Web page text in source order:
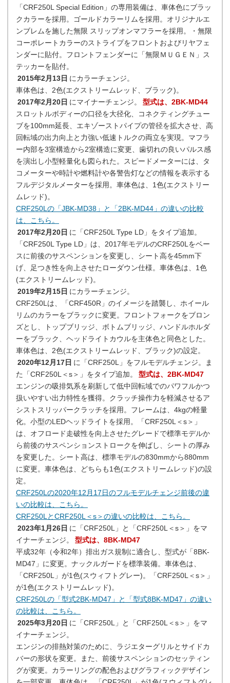
「CRF250L Special Edition」の専用装備は、車体色にブラッ
クカラーを採用。ゴールドカラーリムを採用。オリジナルエ
ンブレムを施した無限 スリップオンマフラーを採用。・無限
コーポレートカラーのストライプをフロントおよびリヤフェ
ンダーに貼付。フロントフェンダーに「無限ＭＵＧＥＮ」ス
テッカーを貼付。
2015年2月13日 にカラーチェンジ。
車体色は、2色(エクストリームレッド、ブラック)。
2017年2月20日 にマイナーチェンジ。
型式は、2BK-MD44
スロットルボディーの口径を大径化、コネクティングチュー
ブを100mm延長、エキゾーストパイプの管径を拡大させ、高
回転域の出力向上と力強い低速トルクの両立を実現。マフラ
ー内部を3室構造から2室構造に変更、歯切れの良いパルス感
を演出し小型軽量化も図られた。スピードメーターには、タ
コメーターや時計や燃料計や各警告灯などの情報を表示する
フルデジタルメーターを採用。車体色は、1色(エクストリー
ムレッド)。
CRF250Lの「JBK-MD38」と「2BK-MD44」の違いの比較
は、こちら。
2017年2月20日 に「CRF250L Type LD」をタイプ追加。
「CRF250L Type LD」は、2017年モデルのCRF250Lをベー
スに前後のサスペンションを変更し、シート高を45mm下
げ、足つき性を向上させたローダウン仕様。車体色は、1色
(エクストリームレッド)。
2019年2月15日 にカラーチェンジ。
CRF250Lは、「CRF450R」のイメージを踏襲し、ホイール
リムのカラーをブラックに変更。フロントフォークをブロン
ズとし、トップブリッジ、ボトムブリッジ、ハンドルホルダ
ーをブラック、ヘッドライトカウルを主体色と同色とした。
車体色は、2色(エクストリームレッド、ブラック)の設定。
2020年12月17日 に「CRF250L」をフルモデルチェンジ。ま
た「CRF250L＜s＞」をタイプ追加。
型式は、2BK-MD47
エンジンの吸排気系を刷新して低中回転域でのパワフルかつ
扱いやすい出力特性を獲得。クラッチ操作力を軽減させるア
シストスリッパークラッチを採用。フレームは、4kgの軽量
化。小型のLEDヘッドライトを採用。「CRF250L＜s＞」
は、オフロード走破性を向上させたグレードで標準モデルか
ら前後のサスペンションストロークを伸ばし、シートの厚み
を変更した。シート高は、標準モデルの830mmから880mm
に変更。車体色は、どちらも1色(エクストリームレッド)の設
定。
CRF250Lの2020年12月17日のフルモデルチェンジ前後の違
いの比較は、こちら。
CRF250LとCRF250L＜s＞の違いの比較は、こちら。
2023年1月26日 に「CRF250L」と「CRF250L＜s＞」をマ
イナーチェンジ。
型式は、8BK-MD47
平成32年（令和2年）排出ガス規制に適合し、型式が「8BK-
MD47」に変更。ナックルガードを標準装備。車体色は、
「CRF250L」が1色(スウィフトグレー)。「CRF250L＜s＞」
が1色(エクストリームレッド)。
CRF250Lの「型式2BK-MD47」と「型式8BK-MD47」の違い
の比較は、こちら。
2025年3月20日 に「CRF250L」と「CRF250L＜s＞」をマ
イナーチェンジ。
エンジンの排熱対策のために、ラジエターグリルとサイドカ
バーの形状を変更。また、前後サスペンションのセッティン
グが変更。カラーリングの配色およびグラフィックデザイン